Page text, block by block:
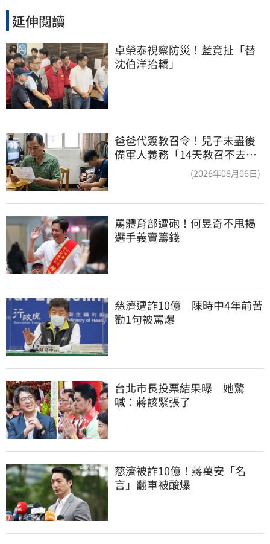
延伸閱讀
卓榮泰視察防災！藍竟扯「替
沈伯洋抬轎」
爸爸代簽教召令！兒子未盡後
備軍人義務「14天教召不去」
(2026年08月06日)
罵體育部遭砲！何昱奇不甩揭
選手義賣籌錢
慈濟遭詐10億　陳時中4年前苦
勸1句被罵爆
台北市長投票結果曝　她驚
喊：蔣該緊張了
慈濟被詐10億！蔣萬安「名
言」翻車被酸爆